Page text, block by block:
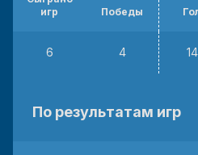
игр
Победы
6 4
По результатам игр